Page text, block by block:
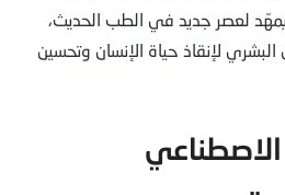
يمهّد لعصر جديد في الطب الحديث،
لإنقاذ حياة الإنسان وتحسين